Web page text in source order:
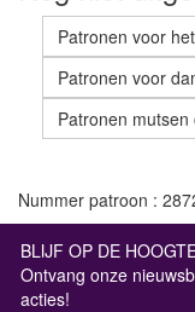
Patronen voor
Patronen voor
Patronen mutsen
Nummer patroon :
BLIJF OP DE
Ontvang onze
acties!